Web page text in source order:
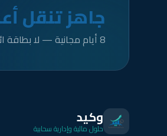
جاهز تنقل
8 أيام مجانية — لا بطاقة ائتمانية — لا التزامات
وكيد
حلول مالية وإدارية سحابية